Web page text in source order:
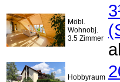
Möbl.
Wohnobj.
3.5 Zimmer
Hobbyraum